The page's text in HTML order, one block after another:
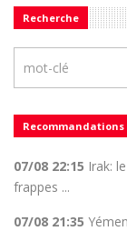
Recherche
Recommandations
07/08 22:15 Irak:
frappes ...
07/08 21:35